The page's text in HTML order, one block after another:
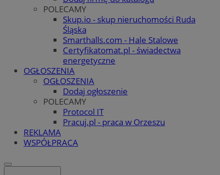
POLECAMY
Skup.io - skup nieruchomości Ruda
Śląska
Smarthalls.com - Hale Stalowe
Certyfikatomat.pl - świadectwa
energetyczne
OGŁOSZENIA
OGŁOSZENIA
Dodaj ogłoszenie
POLECAMY
Protocol IT
Pracuj.pl - praca w Orzeszu
REKLAMA
WSPÓŁPRACA